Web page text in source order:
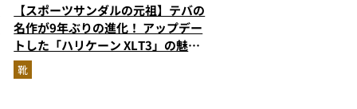
【スポーツサンダルの元祖】テバの
名作が9年ぶりの進化！ アップデー
トした「ハリケーン XLT3」の魅力
を識者があらゆる角度から徹底解
説！
靴